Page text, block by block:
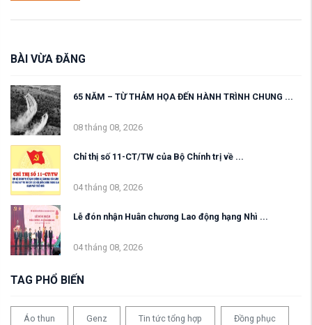
BÀI VỪA ĐĂNG
65 NĂM – TỪ THẢM HỌA ĐẾN HÀNH TRÌNH CHUNG ...
08 tháng 08, 2026
Chỉ thị số 11-CT/TW của Bộ Chính trị về ...
04 tháng 08, 2026
Lễ đón nhận Huân chương Lao động hạng Nhì ...
04 tháng 08, 2026
TAG PHỔ BIẾN
Áo thun Genz Tin tức tổng hợp Đồng phục